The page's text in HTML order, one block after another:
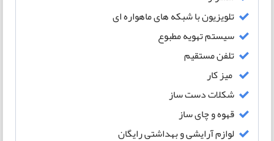
تلویزیون با شبکه های ماهواره ای
سیستم تهویه مطبوع
تلفن مستقیم
میز کار
شکلات دست ساز
قهوه و چای ساز
لوازم آرایشی و بهداشتی رایگان